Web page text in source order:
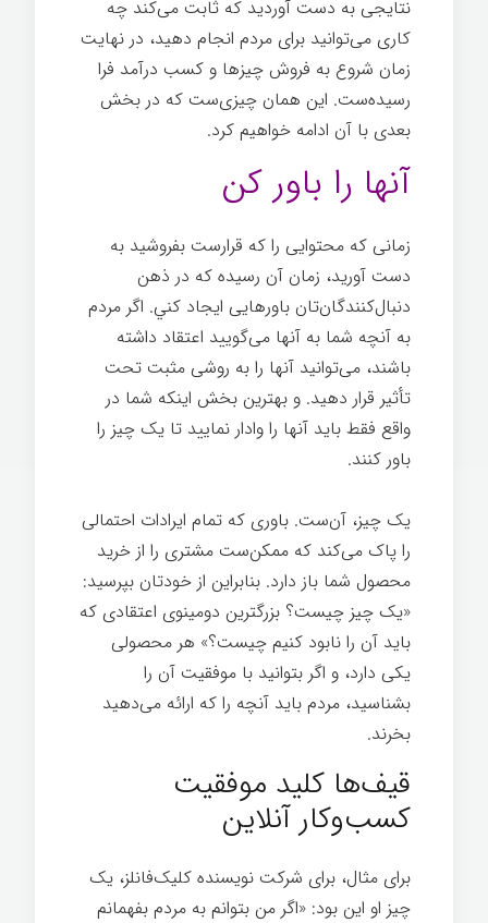
نتایجی به دست آوردید که ثابت می‌کند چه
کاری می‌توانید برای مردم انجام دهید، در نهایت
زمان شروع به فروش چیزها و کسب درآمد فرا
رسیده‌ست. این همان چیزی‌ست که در بخش
بعدی با آن ادامه خواهیم کرد.
آنها را باور کن
زمانی که محتوایی را که قرارست بفروشید به
دست آورید، زمان آن رسیده که در ذهن
دنبال‌کنندگان‌تان باورهایی ایجاد کني. اگر مردم
به آنچه شما به آنها می‌گویید اعتقاد داشته
باشند، می‌توانید آنها را به روشی مثبت تحت
تأثیر قرار دهید. و بهترین بخش اینکه شما در
واقع فقط باید آنها را وادار نمایید تا یک چیز را
باور کنند.
یک چیز، آن‌ست. باوری که تمام ایرادات احتمالی
را پاک می‌کند که ممکن‌ست مشتری را از خرید
محصول شما باز دارد. بنابراین از خودتان بپرسید:
«یک چیز چیست؟ بزرگترین دومینوی اعتقادی که
باید آن را نابود کنیم چیست؟» هر محصولی
یکی دارد، و اگر بتوانید با موفقیت آن را
بشناسید، مردم باید آنچه را که ارائه می‌دهید
بخرند.
قیف‌ها کلید موفقیت
کسب‌وکار آنلاین
برای مثال، برای شرکت نویسنده کلیک‌فانلز، یک
چیز او این بود: «اگر من بتوانم به مردم بفهمانم